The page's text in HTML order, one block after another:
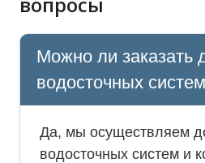
Можно ли заказать
водосточных
Да, мы осуществляем
водосточных систем и